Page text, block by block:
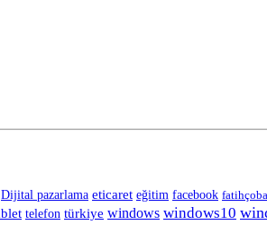
Dijital pazarlama eticaret eğitim facebook
telefon türkiye windows windows10